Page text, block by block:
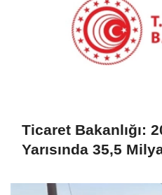
Ticaret Bakanlığı:
Yarısında 35,5